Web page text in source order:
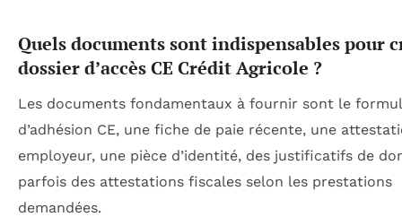
Quels documents sont indispensables pour
dossier d’accès CE Crédit Agricole ?
Les documents fondamentaux à fournir sont le
d’adhésion CE, une fiche de paie récente, une
employeur, une pièce d’identité, des justificatifs de
parfois des attestations fiscales selon les prestations
demandées.